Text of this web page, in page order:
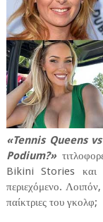
«Tennis Queens
Podium?»
Bikini Stories και
περιεχόμενο. Λοιπόν,
παίκτριες του γκολφ;